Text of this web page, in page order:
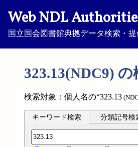
Web NDL
国立国会図書館典拠データ検索・
323.13(NDC9)
検索対象：個人名の“323.13
キーワード検索 分類記号検
分類記号検索